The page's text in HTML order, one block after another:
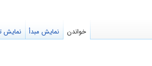
خواندن نمایش مبدأ نمایش